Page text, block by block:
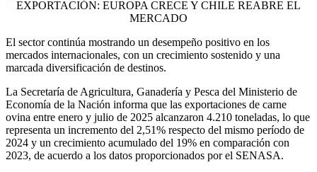
El sector continúa mostrando un desempeño positivo en los
mercados internacionales, con un crecimiento sostenido y una
marcada diversificación de destinos.
La Secretaría de Agricultura, Ganadería y Pesca del Ministerio de
Economía de la Nación informa que las exportaciones de carne
ovina entre enero y julio de 2025 alcanzaron 4.210 toneladas, lo que
representa un incremento del 2,51% respecto del mismo período de
2024 y un crecimiento acumulado del 19% en comparación con
2023, de acuerdo a los datos proporcionados por el SENASA.